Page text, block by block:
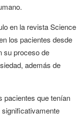
en la revista Science
los pacientes desde
su proceso de
además de
pacientes que tenían